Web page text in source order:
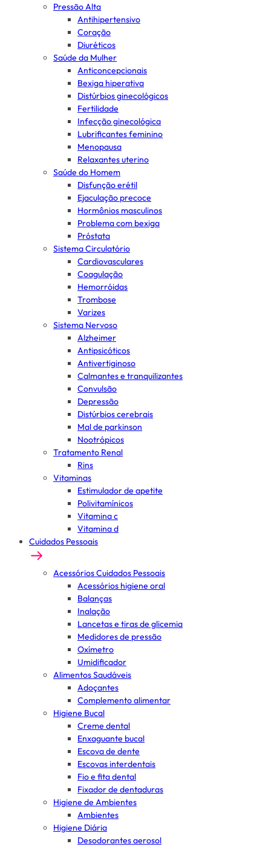
Pressão Alta
Antihipertensivo
Coração
Diuréticos
Saúde da Mulher
Anticoncepcionais
Bexiga hiperativa
Distúrbios ginecológicos
Fertilidade
Infecção ginecológica
Lubrificantes feminino
Menopausa
Relaxantes uterino
Saúde do Homem
Disfunção erétil
Ejaculação precoce
Hormônios masculinos
Problema com bexiga
Próstata
Sistema Circulatório
Cardiovasculares
Coagulação
Hemorróidas
Trombose
Varizes
Sistema Nervoso
Alzheimer
Antipsicóticos
Antivertiginoso
Calmantes e tranquilizantes
Convulsão
Depressão
Distúrbios cerebrais
Mal de parkinson
Nootrópicos
Tratamento Renal
Rins
Vitaminas
Estimulador de apetite
Polivitamínicos
Vitamina c
Vitamina d
Cuidados Pessoais
Acessórios Cuidados Pessoais
Acessórios higiene oral
Balanças
Inalação
Lancetas e tiras de glicemia
Medidores de pressão
Oxímetro
Umidificador
Alimentos Saudáveis
Adoçantes
Complemento alimentar
Higiene Bucal
Creme dental
Enxaguante bucal
Escova de dente
Escovas interdentais
Fio e fita dental
Fixador de dentaduras
Higiene de Ambientes
Ambientes
Higiene Diária
Desodorantes aerosol